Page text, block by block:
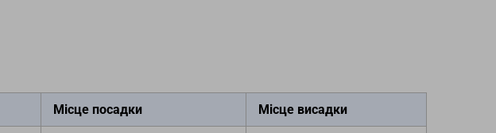
Місце посадки Місце висадки